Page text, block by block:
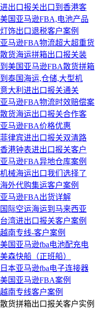
进出口报关出口到香港客
美国亚马逊FBA,电池产品
灯饰出口退税客户案例
亚马逊FBA物流超大超重货
散货海运拼箱出口报关装
到美国亚马逊FBA散货拼箱
到泰国海运,仓储,大型机
意大利进出口报关通关
亚马逊FBA物流时效赔偿案
散货海运出口报关合作客
亚马逊FBA价格优惠
菲律宾进出口报关双清路
香港钟表进出口报关客户
亚马逊FBA异地仓库案例
机械海运出口我们选择了
海外代购集运客户案例
亚马逊FBA出货详解
国际空运海运到马来西亚
台湾进出口报关客户案例
越南专线-客户案例
美国亚马逊fba电池配充电
美森快船（正班船）
日本亚马逊fba电子连接器
美国亚马逊FBA案例
越南专线客户案例
散货拼箱出口报关客户实例